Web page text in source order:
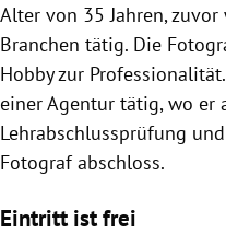
Alter von 35 Jahren,
Branchen tätig. Die
Hobby zur
einer Agentur tätig, wo er
Lehrabschlussprüfung
Fotograf abschloss.
Eintritt ist frei